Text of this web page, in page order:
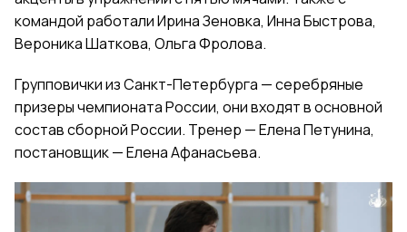
командой работали Ирина Зеновка, Инна Быстрова,
Вероника Шаткова, Ольга Фролова.
Групповички из Санкт-Петербурга — серебряные
призеры чемпионата России, они входят в основной
состав сборной России. Тренер — Елена Петунина,
постановщик — Елена Афанасьева.